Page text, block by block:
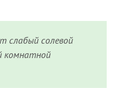
слабый солевой
комнатной